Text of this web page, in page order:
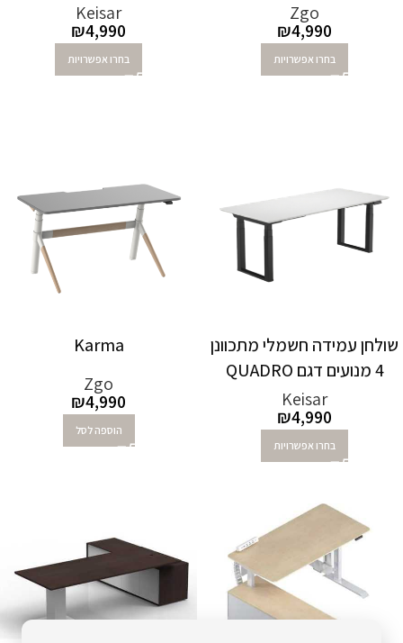
Zgo
₪4,990
בחרו אפשרויות
Keisar
₪4,990
בחרו אפשרויות
שולחן עמידה חשמלי מתכוונן
4 מנועים דגם QUADRO
Keisar
₪4,990
בחרו אפשרויות
Karma
Zgo
₪4,990
הוספה לסל